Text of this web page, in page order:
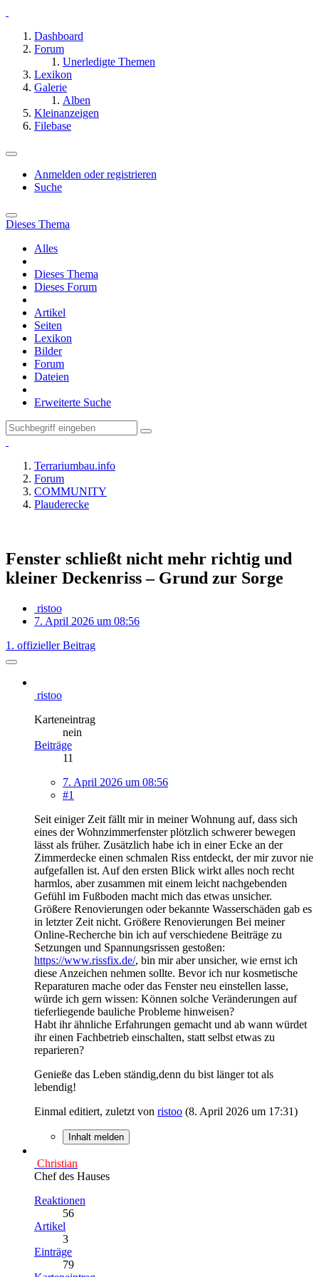
Dashboard
Forum
Unerledigte Themen
Lexikon
Galerie
Alben
Kleinanzeigen
Filebase
Anmelden oder registrieren
Suche
Dieses Thema
Alles
Dieses Thema
Dieses Forum
Artikel
Seiten
Lexikon
Bilder
Forum
Dateien
Erweiterte Suche
Terrariumbau.info
Forum
COMMUNITY
Plauderecke
Fenster schließt nicht mehr richtig und
kleiner Deckenriss – Grund zur Sorge
ristoo
7. April 2026 um 08:56
1. offizieller Beitrag
ristoo
Karteneintrag
nein
Beiträge
11
7. April 2026 um 08:56
#1
Seit einiger Zeit fällt mir in meiner Wohnung auf, dass sich
eines der Wohnzimmerfenster plötzlich schwerer bewegen
lässt als früher. Zusätzlich habe ich in einer Ecke an der
Zimmerdecke einen schmalen Riss entdeckt, der mir zuvor nie
aufgefallen ist. Auf den ersten Blick wirkt alles noch recht
harmlos, aber zusammen mit einem leicht nachgebenden
Gefühl im Fußboden macht mich das etwas unsicher.
Größere Renovierungen oder bekannte Wasserschäden gab es
in letzter Zeit nicht. Größere Renovierungen Bei meiner
Online-Recherche bin ich auf verschiedene Beiträge zu
Setzungen und Spannungsrissen gestoßen:
https://www.rissfix.de/, bin mir aber unsicher, wie ernst ich
diese Anzeichen nehmen sollte. Bevor ich nur kosmetische
Reparaturen mache oder das Fenster neu einstellen lasse,
würde ich gern wissen: Können solche Veränderungen auf
tieferliegende bauliche Probleme hinweisen?
Habt ihr ähnliche Erfahrungen gemacht und ab wann würdet
ihr einen Fachbetrieb einschalten, statt selbst etwas zu
reparieren?
Genieße das Leben ständig,denn du bist länger tot als
lebendig!
Einmal editiert, zuletzt von ristoo (8. April 2026 um 17:31)
Inhalt melden
Christian
Chef des Hauses
Reaktionen
56
Artikel
3
Einträge
79